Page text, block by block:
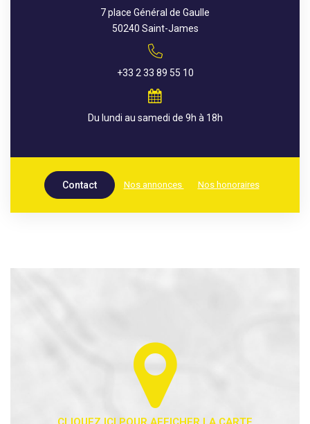
7 place Général de Gaulle
50240 Saint-James
+33 2 33 89 55 10
Du lundi au samedi de 9h à 18h
Contact Nos annonces Nos honoraires